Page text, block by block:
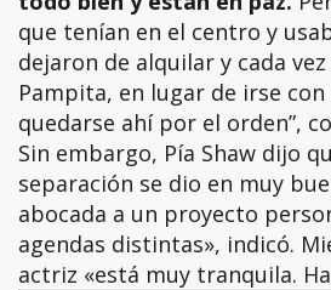
que tenían en el centro y
dejaron de alquilar y cada
Pampita, en lugar de irse
quedarse ahí por el orden”,
Sin embargo, Pía Shaw dijo
separación se dio en muy
abocada a un proyecto
agendas distintas», indicó.
actriz «está muy tranquila.